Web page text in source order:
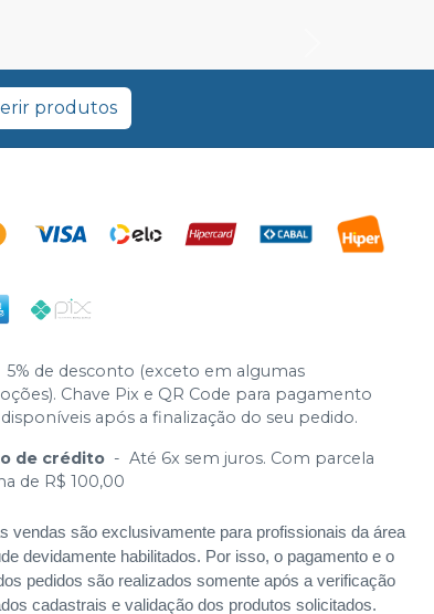
produtos
5% de desconto (exceto em algumas
Chave Pix e QR Code para pagamento
após a finalização do seu pedido.
de crédito - Até 6x sem juros. Com parcela
de R$ 100,00
vendas são exclusivamente para profissionais da área
devidamente habilitados. Por isso, o pagamento e o
pedidos são realizados somente após a verificação
cadastrais e validação dos produtos solicitados.